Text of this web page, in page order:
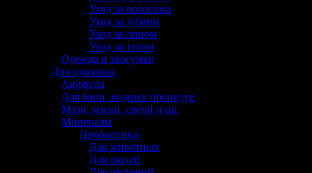
Уход за волосами
Уход за зубами
Уход за лицом
Уход за телом
Одежда и экосумки
Для здоровья
Аюрведа
Для бани, водных процедур
Мази, маски, свечи и пр.
Минералы
Пробиотики
Для животных
Для людей